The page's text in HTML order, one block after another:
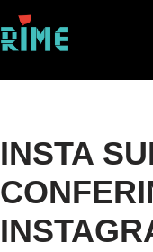
Sari
INSTA